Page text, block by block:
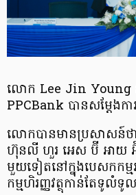
លោក Lee Jin Young
PPCBank បានសម្តែងក
លោកបានមានប្រសាសន៍ថា
ហ៊ុនលី ហួរ អេស ប៊ី អាយ អ៊ិ
មួយទៀតនៅក្នុងបេសកកម្ម
កម្ម​ហិរញ្ញវត្ថុកាន់តែ​ទូលំទូ